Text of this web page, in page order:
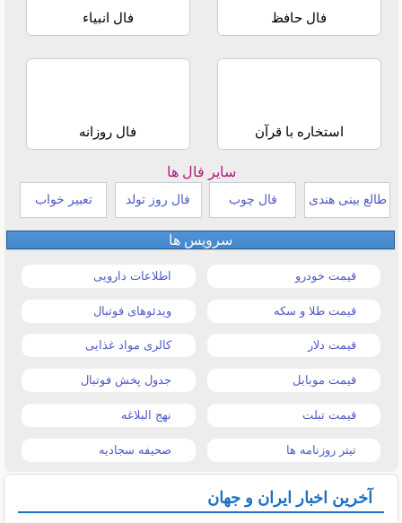
فال حافظ فال انبیاء
استخاره با قرآن فال روزانه
سایر فال ها
طالع بینی هندی فال چوب فال روز تولد تعبیر خواب
سرویس ها
قیمت خودرو اطلاعات دارویی
قیمت طلا و سکه ویدئوهای فوتبال
قیمت دلار کالری مواد غذایی
قیمت موبایل جدول پخش فوتبال
قیمت تبلت نهج البلاغه
تیتر روزنامه ها صحیفه سجادیه
آخرین اخبار ایران و جهان